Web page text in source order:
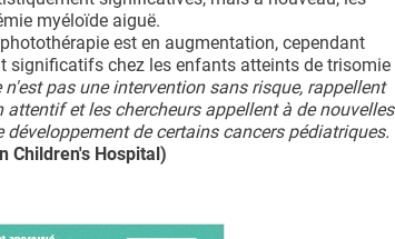
myéloïde aiguë.
est en augmentation, cependant
significatifs chez les enfants atteints de trisomie
pas une intervention sans risque, rappellent
et les chercheurs appellent à de nouvelles
de certains cancers pédiatriques.
Children's Hospital)